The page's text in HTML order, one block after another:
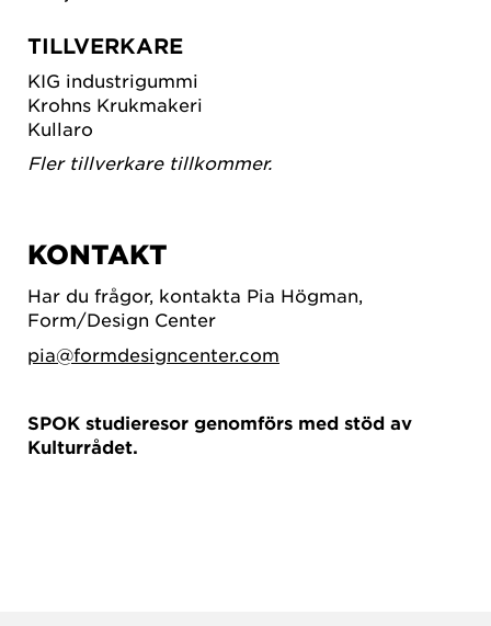
TILLVERKARE
KIG industrigummi
Krohns Krukmakeri
Kullaro
Fler tillverkare tillkommer.
KONTAKT
Har du frågor, kontakta Pia Högman,
Form/Design Center
pia@formdesigncenter.com
SPOK studieresor genomförs med stöd av
Kulturrådet.